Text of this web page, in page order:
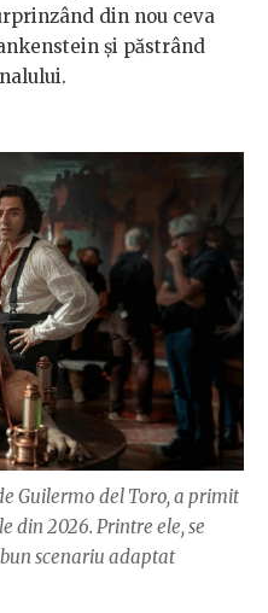
din nou ceva
și păstrând
Guilermo del Toro, a primit
din 2026. Printre ele, se
scenariu adaptat